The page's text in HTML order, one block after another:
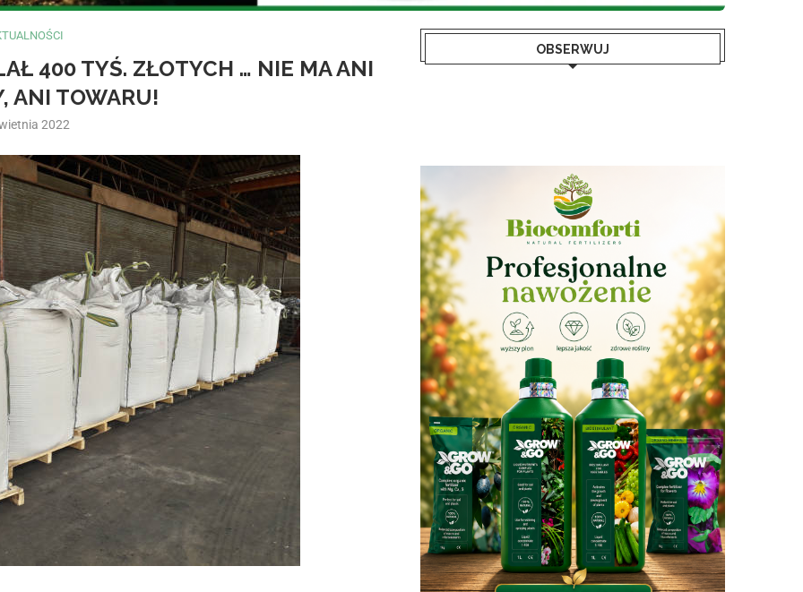
400 TYŚ. ZŁOTYCH … NIE MA ANI
ANI TOWARU!
2022
OBSERWUJ